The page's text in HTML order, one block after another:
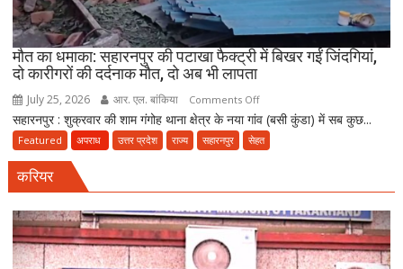
पर
FIR
मौत का धमाका: सहारनपुर की पटाखा फैक्ट्री में बिखर गईं जिंदगियां,
दो कारीगरों की दर्दनाक मौत, दो अब भी लापता
July 25, 2026 आर. एल. बांकिया Comments Offon
मौत
का
पटाखा
फैक्ट्री
में
सहारनपुर : शुक्रवार की शाम गंगोह थाना क्षेत्र के नया गांव (बसी कुंडा) में सब कुछ...
Featured अपराध उत्तर प्रदेश राज्य सहारनपुर सेहत
करियर